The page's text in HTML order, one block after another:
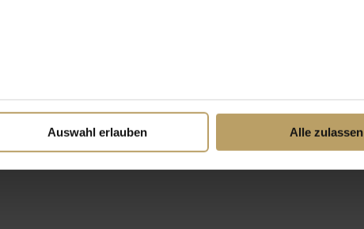
Auswahl erlauben Alle zulassen